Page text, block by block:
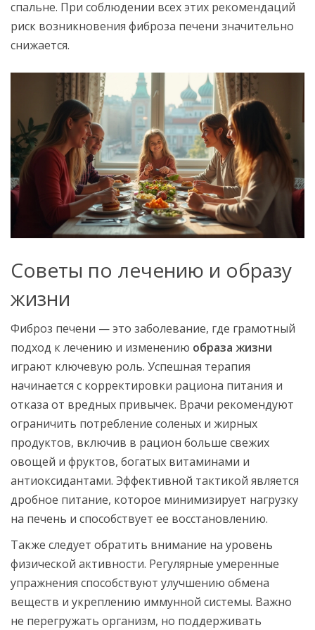
спальне. При соблюдении всех этих рекомендаций
риск возникновения фиброза печени значительно
снижается.
Советы по лечению и образу
жизни
Фиброз печени — это заболевание, где грамотный
подход к лечению и изменению образа жизни
играют ключевую роль. Успешная терапия
начинается с корректировки рациона питания и
отказа от вредных привычек. Врачи рекомендуют
ограничить потребление соленых и жирных
продуктов, включив в рацион больше свежих
овощей и фруктов, богатых витаминами и
антиоксидантами. Эффективной тактикой является
дробное питание, которое минимизирует нагрузку
на печень и способствует ее восстановлению.
Также следует обратить внимание на уровень
физической активности. Регулярные умеренные
упражнения способствуют улучшению обмена
веществ и укреплению иммунной системы. Важно
не перегружать организм, но поддерживать